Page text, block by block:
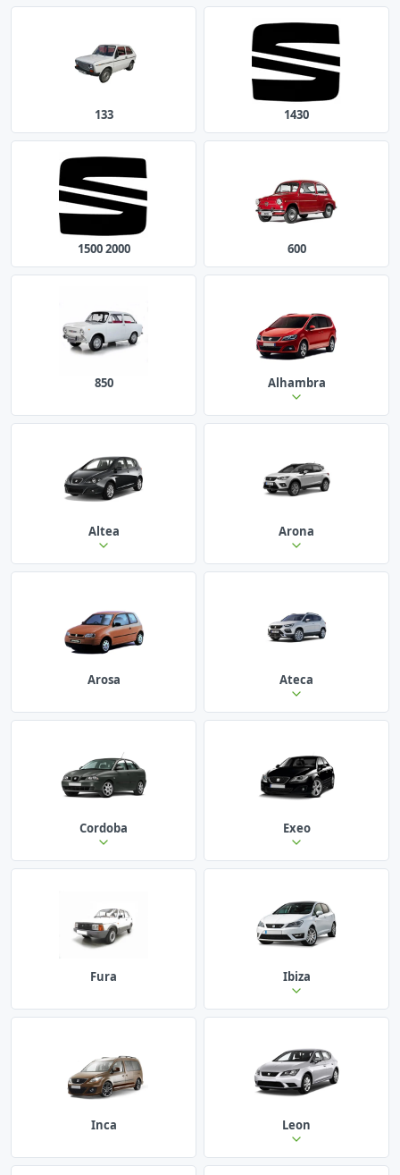
133 1430
1500 2000 600
850 Alhambra
Altea Arona
Arosa Ateca
Cordoba Exeo
Fura Ibiza
Inca Leon